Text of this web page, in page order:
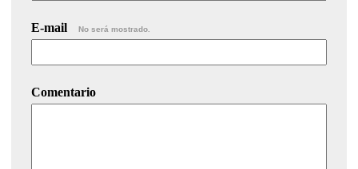
E-mail No será mostrado.
Comentario